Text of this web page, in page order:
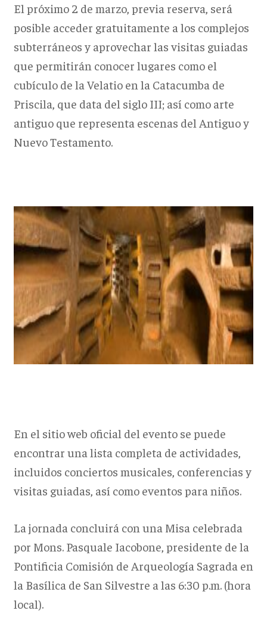
El próximo 2 de marzo, previa reserva, será
posible acceder gratuitamente a los complejos
subterráneos y aprovechar las visitas guiadas
que permitirán conocer lugares como el
cubículo de la Velatio en la Catacumba de
Priscila, que data del siglo III; así como arte
antiguo que representa escenas del Antiguo y
Nuevo Testamento.
En el sitio web oficial del evento se puede
encontrar una lista completa de actividades,
incluidos conciertos musicales, conferencias y
visitas guiadas, así como eventos para niños.
La jornada concluirá con una Misa celebrada
por Mons. Pasquale Iacobone, presidente de la
Pontificia Comisión de Arqueología Sagrada en
la Basílica de San Silvestre a las 6:30 p.m. (hora
local).